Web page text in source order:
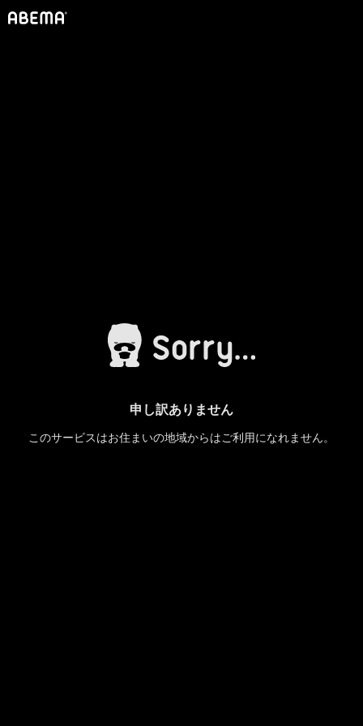
申し訳ありません
このサービスはお住まいの地域からはご利用になれません。